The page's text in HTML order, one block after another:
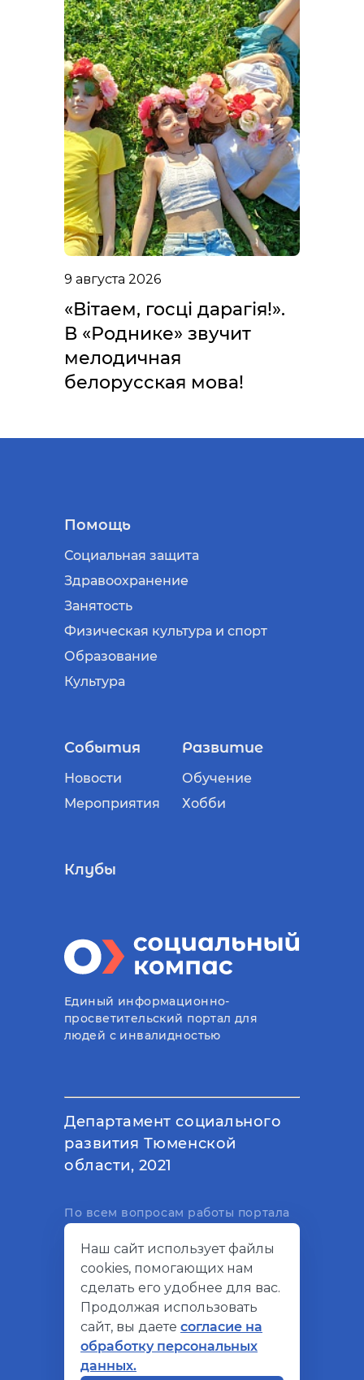
9 августа 2026
«Вітаем, госці дарагія!».
В «Роднике» звучит
мелодичная
белорусская мова!
Помощь
Социальная защита
Здравоохранение
Занятость
Физическая культура и спорт
Образование
Культура
События
Новости
Мероприятия
Развитие
Обучение
Хобби
Клубы
Единый информационно-
просветительский портал для
людей с инвалидностью
Департамент социального
развития Тюменской
области, 2021
По всем вопросам работы портала
электронный адрес
support@socialkompas.ru
© Социальный компас, 2026
Политика конфиденциальности
Наш сайт использует файлы
cookies, помогающих нам
сделать его удобнее для вас.
Продолжая использовать
сайт, вы даете согласие на
обработку персональных
данных.